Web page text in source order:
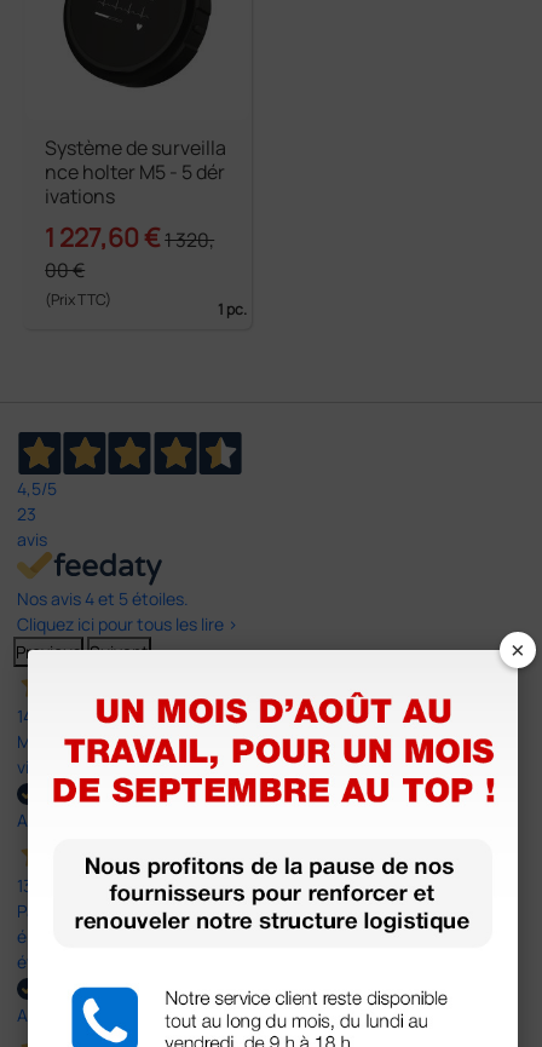
Système de surveilla
nce holter M5 - 5 dér
ivations
1 227,60 €1 320,
00 €
(Prix TTC) 1 pc.
4,5/5
23
avis
Nos avis 4 et 5 étoiles.
Cliquez ici pour tous les lire >
Previous Suivant
14 Avr 2026
Mon article reçu est conforme à la description texte, image et
vidéo proposée par le site.
Acheteur vérifié
13 Avr 2026
Pas du le sparadrap escompté. Est sensé tenir des pansements
épais ! Ce n'est pas le cas. En ce qui concerne la livraison, elle a
été rapide dans un emballage parfait.
Acheteur vérifié
×